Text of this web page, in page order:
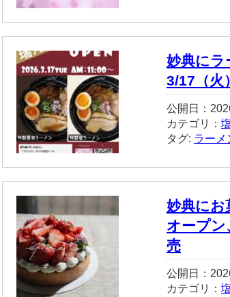
妙典にラ
3/17（火
公開日：
カテゴリ：
タグ: ラーメ
妙典にお
オープン
売
公開日：
カテゴリ：